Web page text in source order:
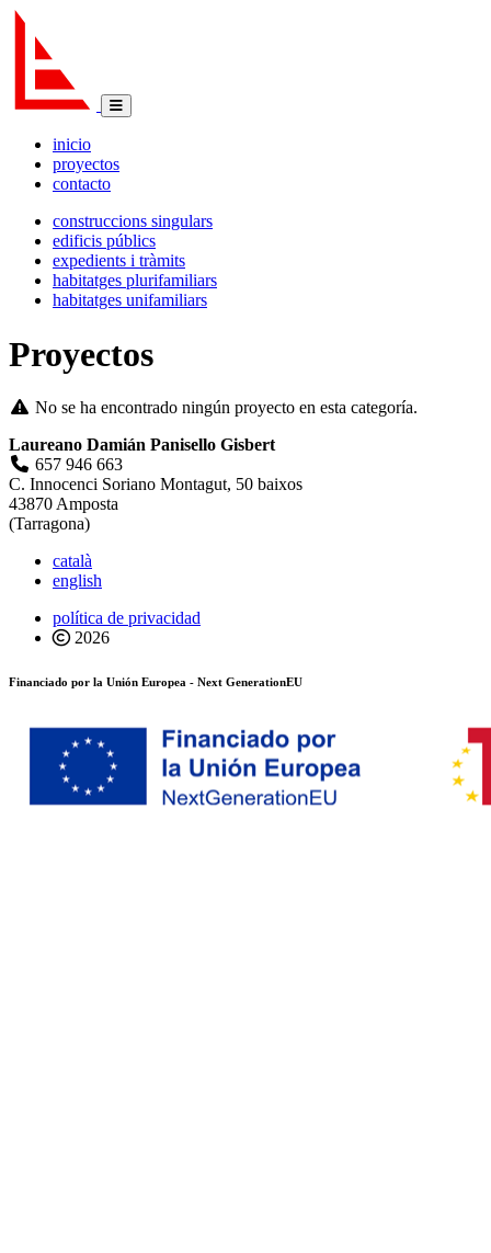
inicio
proyectos
contacto
construccions singulars
edificis públics
expedients i tràmits
habitatges plurifamiliars
habitatges unifamiliars
Proyectos
No se ha encontrado ningún proyecto en esta categoría.
Laureano Damián Panisello Gisbert
657 946 663
C. Innocenci Soriano Montagut, 50 baixos
43870 Amposta
(Tarragona)
català
english
política de privacidad
2026
Financiado por la Unión Europea - Next GenerationEU